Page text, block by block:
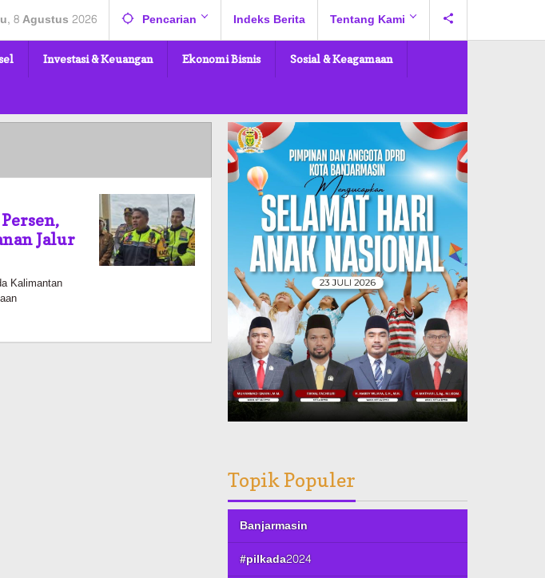
8 Agustus 2026 Pencarian Indeks Berita Tentang Kami
Investasi & Keuangan Ekonomi Bisnis Sosial & Keagamaan
Jalur
Kalimantan
Topik Populer
Banjarmasin
#pilkada2024